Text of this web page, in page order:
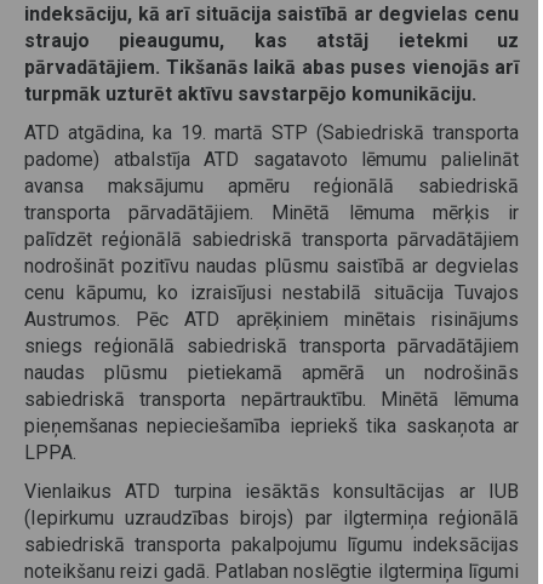
indeksāciju, kā arī situācija saistībā ar degvielas cenu
straujo pieaugumu, kas atstāj ietekmi uz
pārvadātājiem. Tikšanās laikā abas puses vienojās arī
turpmāk uzturēt aktīvu savstarpējo komunikāciju.
ATD atgādina, ka 19. martā STP (Sabiedriskā transporta
padome) atbalstīja ATD sagatavoto lēmumu palielināt
avansa maksājumu apmēru reģionālā sabiedriskā
transporta pārvadātājiem. Minētā lēmuma mērķis ir
palīdzēt reģionālā sabiedriskā transporta pārvadātājiem
nodrošināt pozitīvu naudas plūsmu saistībā ar degvielas
cenu kāpumu, ko izraisījusi nestabilā situācija Tuvajos
Austrumos. Pēc ATD aprēķiniem minētais risinājums
sniegs reģionālā sabiedriskā transporta pārvadātājiem
naudas plūsmu pietiekamā apmērā un nodrošinās
sabiedriskā transporta nepārtrauktību. Minētā lēmuma
pieņemšanas nepieciešamība iepriekš tika saskaņota ar
LPPA.
Vienlaikus ATD turpina iesāktās konsultācijas ar IUB
(Iepirkumu uzraudzības birojs) par ilgtermiņa reģionālā
sabiedriskā transporta pakalpojumu līgumu indeksācijas
noteikšanu reizi gadā. Patlaban noslēgtie ilgtermiņa līgumi